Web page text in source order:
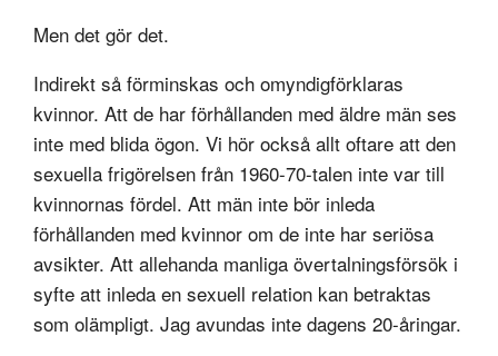
Men det gör det.
Indirekt så förminskas och omyndigförklaras
kvinnor. Att de har förhållanden med äldre män ses
inte med blida ögon. Vi hör också allt oftare att den
sexuella frigörelsen från 1960-70-talen inte var till
kvinnornas fördel. Att män inte bör inleda
förhållanden med kvinnor om de inte har seriösa
avsikter. Att allehanda manliga övertalningsförsök i
syfte att inleda en sexuell relation kan betraktas
som olämpligt. Jag avundas inte dagens 20-åringar.